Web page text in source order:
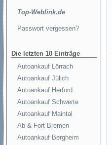
Top-Weblink.de
Passwort vergessen?
Die letzten 10 Einträge
Autoankauf Lörrach
Autoankauf Jülich
Autoankauf Herford
Autoankauf Schwerte
Autoankauf Maintal
Ab & Fort Bremen
Autoankauf Bergheim